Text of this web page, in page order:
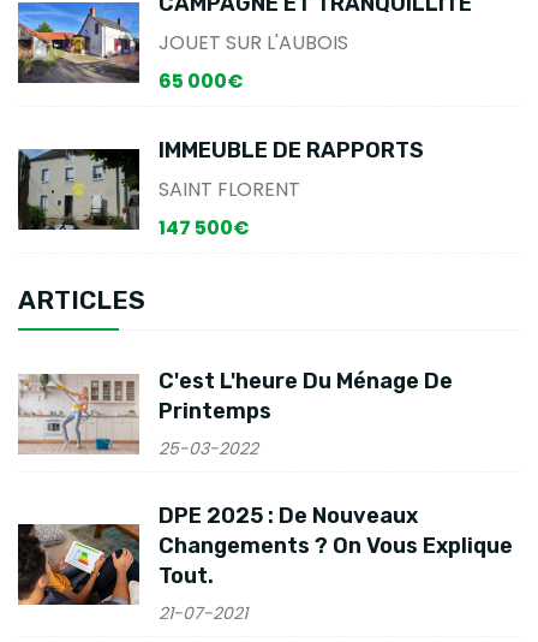
JOUET SUR L'AUBOIS
65 000€
IMMEUBLE DE RAPPORTS
SAINT FLORENT
147 500€
ARTICLES
C'est L'heure Du Ménage De
Printemps
25-03-2022
DPE 2025 : De Nouveaux
Changements ? On Vous Explique
Tout.
21-07-2021